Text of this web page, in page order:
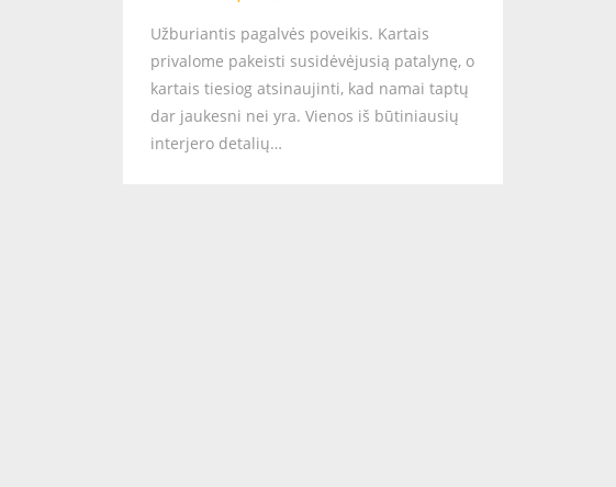
Užburiantis pagalvės poveikis. Kartais
privalome pakeisti susidėvėjusią patalynę, o
kartais tiesiog atsinaujinti, kad namai taptų
dar jaukesni nei yra. Vienos iš būtiniausių
interjero detalių…